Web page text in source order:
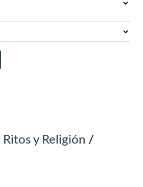
Ritos y Religión /